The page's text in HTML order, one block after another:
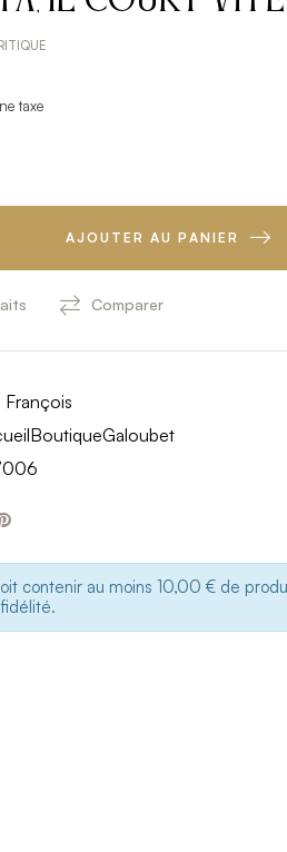
taxe
AJOUTER AU PANIER
Comparer
François
BoutiqueGaloubet
contenir au moins 10,00 € de